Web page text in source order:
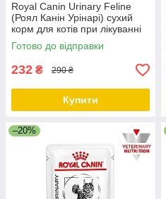
Royal Canin Urinary Feline
(Роял Канін Урінарі) сухий
корм для котів при лікуванні
сечокам'яної хвороби, 400 гр
Готово до відправки
232 ₴ 290 ₴
Купити
–20%